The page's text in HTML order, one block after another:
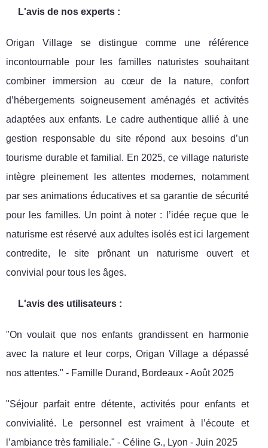
L'avis de nos experts :
Origan Village se distingue comme une référence
incontournable pour les familles naturistes souhaitant
combiner immersion au cœur de la nature, confort
d’hébergements soigneusement aménagés et activités
adaptées aux enfants. Le cadre authentique allié à une
gestion responsable du site répond aux besoins d’un
tourisme durable et familial. En 2025, ce village naturiste
intègre pleinement les attentes modernes, notamment
par ses animations éducatives et sa garantie de sécurité
pour les familles. Un point à noter : l’idée reçue que le
naturisme est réservé aux adultes isolés est ici largement
contredite, le site prônant un naturisme ouvert et
convivial pour tous les âges.
L'avis des utilisateurs :
"On voulait que nos enfants grandissent en harmonie
avec la nature et leur corps, Origan Village a dépassé
nos attentes." - Famille Durand, Bordeaux - Août 2025
"Séjour parfait entre détente, activités pour enfants et
convivialité. Le personnel est vraiment à l’écoute et
l’ambiance très familiale." - Céline G., Lyon - Juin 2025